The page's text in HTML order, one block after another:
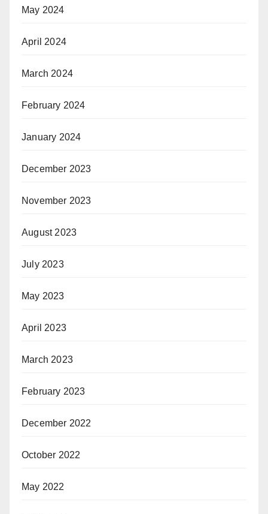
May 2024
April 2024
March 2024
February 2024
January 2024
December 2023
November 2023
August 2023
July 2023
May 2023
April 2023
March 2023
February 2023
December 2022
October 2022
May 2022